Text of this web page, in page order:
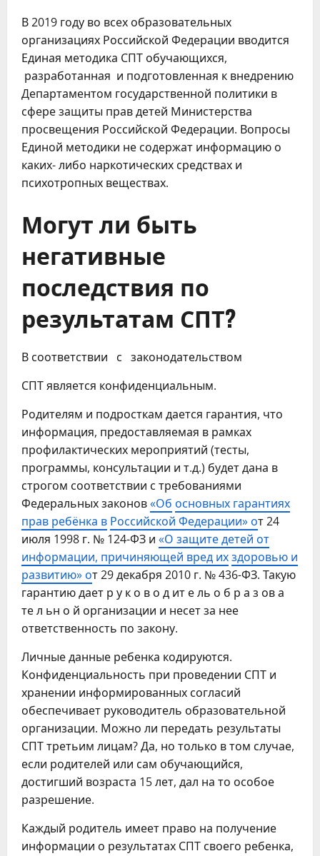
В 2019 году во всех образовательных
организациях Российской Федерации вводится
Единая методика СПТ обучающихся,
разработанная и подготовленная к внедрению
Департаментом государственной политики в
сфере защиты прав детей Министерства
просвещения Российской Федерации. Вопросы
Единой методики не содержат информацию о
каких- либо наркотических средствах и
психотропных веществах.
Могут ли быть
негативные
последствия по
результатам СПТ?
В соответствии с законодательством
СПТ является конфиденциальным.
Родителям и подросткам дается гарантия, что
информация, предоставляемая в рамках
профилактических мероприятий (тесты,
программы, консультации и т.д.) будет дана в
строгом соответствии с требованиями
Федеральных законов«Об основных гарантиях
прав ребёнка в Российской Федерации» от 24
июля 1998 г. № 124-ФЗ и «О защите детей от
информации, причиняющей вред ихздоровью и
развитию» от 29 декабря 2010 г. № 436-ФЗ. Такую
гарантию дает р у к о в о д ит е ль о б р а з ов а
те л ьн о й организации и несет за нее
ответственность по закону.
Личные данные ребенка кодируются.
Конфиденциальность при проведении СПТ и
хранении информированных согласий
обеспечивает руководитель образовательной
организации. Можно ли передать результаты
СПТ третьим лицам? Да, но только в том случае,
если родителей или сам обучающийся,
достигший возраста 15 лет, дал на то особое
разрешение.
Каждый родитель имеет право на получение
информации о результатах СПТ своего ребенка,